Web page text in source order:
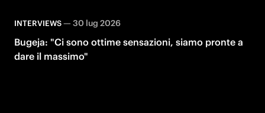
INTERVIEWS— 30 lug 2026
Bugeja: "Ci sono ottime sensazioni, siamo pronte a
dare il massimo"